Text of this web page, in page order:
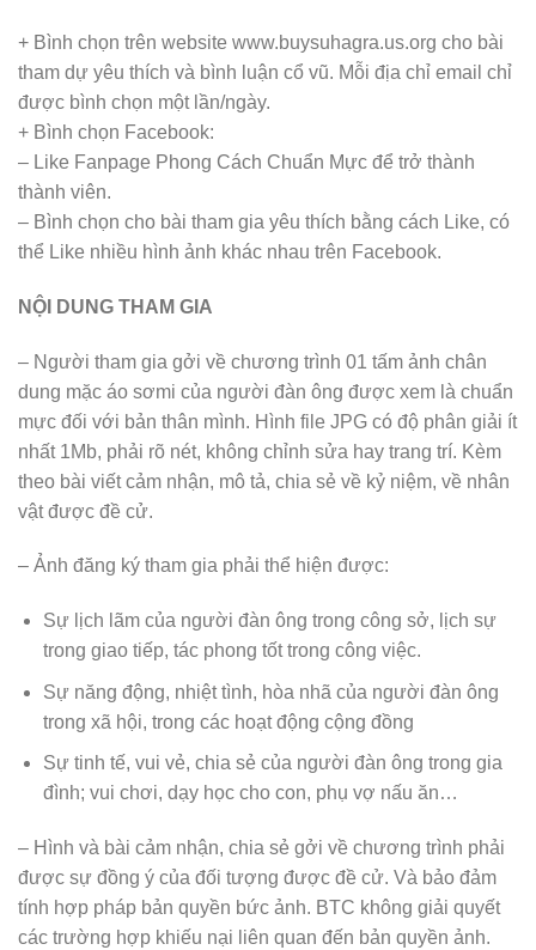
+ Bình chọn trên website www.buysuhagra.us.org cho bài
tham dự yêu thích và bình luận cổ vũ. Mỗi địa chỉ email chỉ
được bình chọn một lần/ngày.
+ Bình chọn Facebook:
– Like Fanpage Phong Cách Chuẩn Mực để trở thành
thành viên.
– Bình chọn cho bài tham gia yêu thích bằng cách Like, có
thể Like nhiều hình ảnh khác nhau trên Facebook.
NỘI DUNG THAM GIA
– Người tham gia gởi về chương trình 01 tấm ảnh chân
dung mặc áo sơmi của người đàn ông được xem là chuẩn
mực đối với bản thân mình. Hình file JPG có độ phân giải ít
nhất 1Mb, phải rõ nét, không chỉnh sửa hay trang trí. Kèm
theo bài viết cảm nhận, mô tả, chia sẻ về kỷ niệm, về nhân
vật được đề cử.
– Ảnh đăng ký tham gia phải thể hiện được:
Sự lịch lãm của người đàn ông trong công sở, lịch sự
trong giao tiếp, tác phong tốt trong công việc.
Sự năng động, nhiệt tình, hòa nhã của người đàn ông
trong xã hội, trong các hoạt động cộng đồng
Sự tinh tế, vui vẻ, chia sẻ của người đàn ông trong gia
đình; vui chơi, dạy học cho con, phụ vợ nấu ăn…
– Hình và bài cảm nhận, chia sẻ gởi về chương trình phải
được sự đồng ý của đối tượng được đề cử. Và bảo đảm
tính hợp pháp bản quyền bức ảnh. BTC không giải quyết
các trường hợp khiếu nại liên quan đến bản quyền ảnh.